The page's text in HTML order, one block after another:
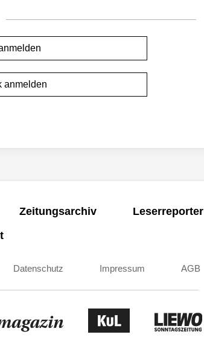
anmelden
Zeitungsarchiv Leserreporter
Datenschutz Impressum AGB